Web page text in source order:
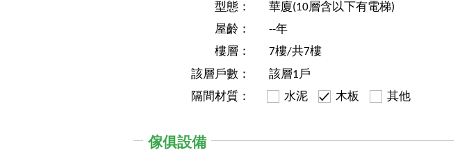
型態：
華廈(10層含以下有電梯)
屋齡：
--年
樓層：
7樓/共7樓
該層戶數：
該層1戶
隔間材質：
水泥 木板 其他
傢俱設備